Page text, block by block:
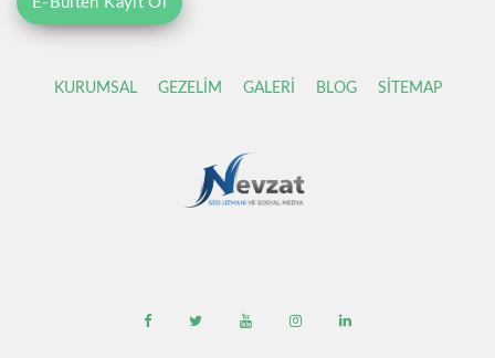
KURUMSAL GEZELİM GALERİ BLOG SİTEMAP